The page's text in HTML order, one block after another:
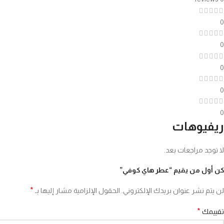
0
0
0
0
0
ريفيوهات
لا توجد مراجعات بعد.
كن أول من يقيم “عطر هاي كوفي”
لن يتم نشر عنوان بريدك الإلكتروني. الحقول الإلزامية مشار إليها بـ *
تقييمك *